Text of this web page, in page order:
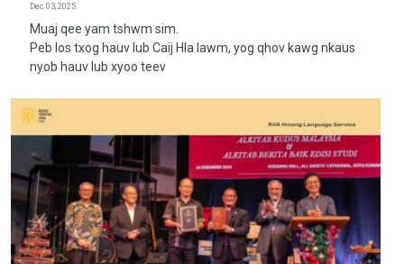
Dec 03, 2025
Muaj qee yam tshwm sim.
Peb los txog hauv lub Caij Hla lawm, yog qhov kawg nkaus
nyob hauv lub xyoo teev